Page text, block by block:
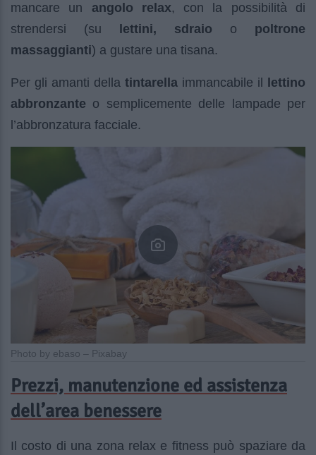
mancare un angolo relax, con la possibilità di
strendersi (su lettini, sdraio o poltrone
massaggianti) a gustare una tisana.
Per gli amanti della tintarella immancabile il
lettino
abbronzante o semplicemente delle lampade per
l’abbronzatura facciale.
Photo by ebaso – Pixabay
Prezzi, manutenzione ed assistenza
dell’area benessere
Il costo di una zona relax e fitness può spaziare da